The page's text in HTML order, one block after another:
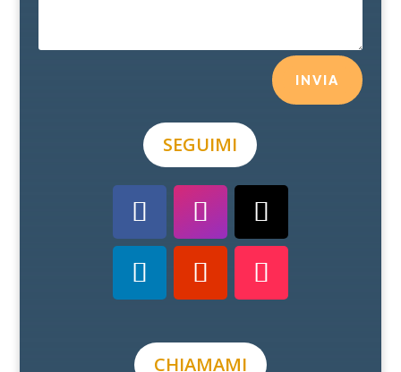
INVIA
SEGUIMI
CHIAMAMI